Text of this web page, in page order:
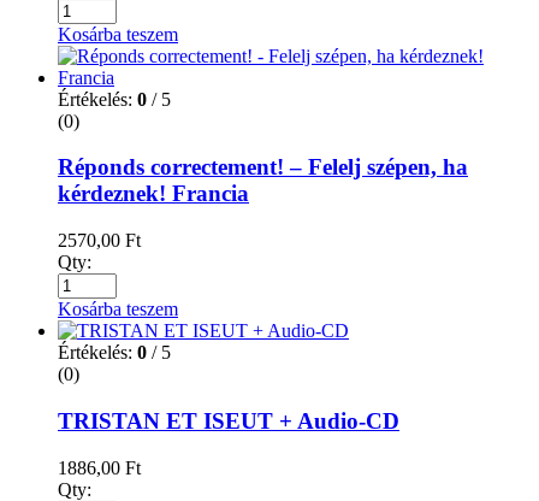
Kosárba teszem
Értékelés: 0 / 5
(0)
Réponds correctement! – Felelj szépen, ha
kérdeznek! Francia
2570,00 Ft
Qty:
Kosárba teszem
Értékelés: 0 / 5
(0)
TRISTAN ET ISEUT + Audio-CD
1886,00 Ft
Qty: